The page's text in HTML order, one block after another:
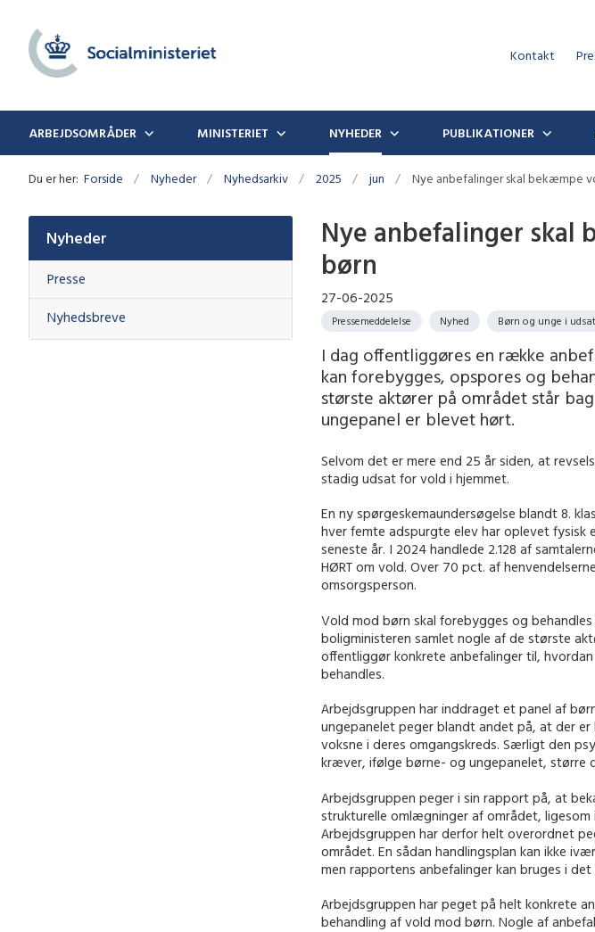
Kontakt
ARBEJDSOMRÅDER MINISTERIET NYHEDER PUBLIKATIONER
Du er her: Forside Nyheder Nyhedsarkiv 2025 jun Nye anbefalinger skal bekæmpe
Nyheder
Presse
Nyhedsbreve
Nye anbefalinger skal
børn
27-06-2025
Pressemeddelelse Nyhed Børn og unge i
I dag offentliggøres en række
kan forebygges, opspores og
største aktører på området står
ungepanel er blevet hørt.
Selvom det er mere end 25 år siden, at
stadig udsat for vold i hjemmet.
En ny spørgeskemaundersøgelse blandt 8.
hver femte adspurgte elev har oplevet
seneste år. I 2024 handlede 2.128 af
HØRT om vold. Over 70 pct. af
omsorgsperson.
Vold mod børn skal forebygges og
boligministeren samlet nogle af de største
offentliggør konkrete anbefalinger til,
behandles.
Arbejdsgruppen har inddraget et panel af
ungepanelet peger blandt andet på, at der
voksne i deres omgangskreds. Særligt den
kræver, ifølge børne- og ungepanelet, større
Arbejdsgruppen peger i sin rapport på, at
strukturelle omlægninger af området,
Arbejdsgruppen har derfor helt overordnet
området. En sådan handlingsplan kan ikke
men rapportens anbefalinger kan bruges i det
Arbejdsgruppen har peget på helt konkrete
behandling af vold mod børn. Nogle af